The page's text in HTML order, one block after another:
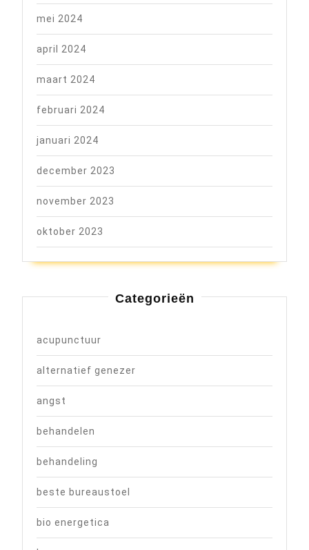
mei 2024
april 2024
maart 2024
februari 2024
januari 2024
december 2023
november 2023
oktober 2023
Categorieën
acupunctuur
alternatief genezer
angst
behandelen
behandeling
beste bureaustoel
bio energetica